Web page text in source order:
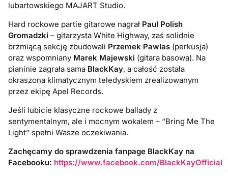
lubartowskiego MAJART Studio.
Hard rockowe partie gitarowe nagrał Paul Polish
Gromadzki – gitarzysta White Highway, zaś solidnie
brzmiącą sekcję zbudowali Przemek Pawlas (perkusja)
oraz wspomniany Marek Majewski (gitara basowa). Na
pianinie zagrała sama BlackKay, a całość została
okraszona klimatycznym teledyskiem zrealizowanym
przez ekipę Apel Records.
Jeśli lubicie klasyczne rockowe ballady z
sentymentalnym, ale i mocnym wokalem – “Bring Me The
Light” spełni Wasze oczekiwania.
Zachęcamy do sprawdzenia fanpage BlackKay na
Facebooku: https://www.facebook.com/BlackKayOfficial